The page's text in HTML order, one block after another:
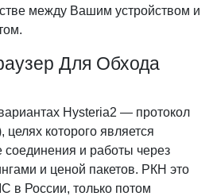
между Вашим устройством и
Для Обхода
Hysteria2 — протокол
которого является
соединения и работы через
и ценой пакетов. РКН это
в России, только потом